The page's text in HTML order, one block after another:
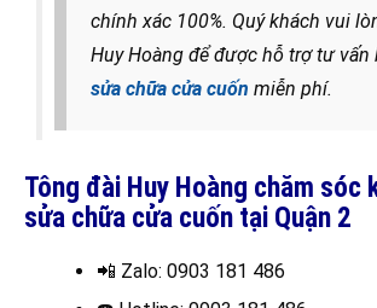
chính xác 100%. Quý khách vui
Huy Hoàng để được hỗ trợ tư vấn
sửa chữa cửa cuốn miễn phí.
Tông đài Huy Hoàng chăm sóc
sửa chữa cửa cuốn tại Quận 2
📲 Zalo: 0903 181 486